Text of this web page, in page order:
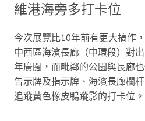
維港海旁多打卡位
今次展覽比10年前有更大搞作
中西區海濱長廊（中環段）對
年廣闊，而毗鄰的公園與長廊
告示牌及指示牌、海濱長廊欄
追蹤黃色橡皮鴨蹤影的打卡位。